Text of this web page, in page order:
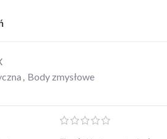
, Body zmysłowe